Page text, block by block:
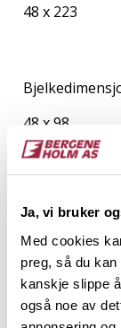
Ja, vi bruker
Med cookies
preg, så du
kanskje slippe
også noe av
48 x 223
48 x 98
48 x 123
48 x 148
48 x 198
48 x 223